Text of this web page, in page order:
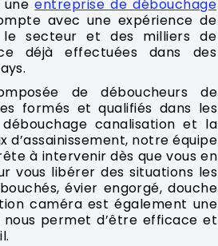
uneentreprise de débouchage
avec une expérience de
secteur et des milliers de
déjà effectuées dans des
de déboucheurs de
formés et qualifiés dans les
canalisation et la
d’assainissement, notre équipe
à intervenir dès que vous en
vous libérer des situations les
évier engorgé, douche
caméra est également une
permet d’être efficace et